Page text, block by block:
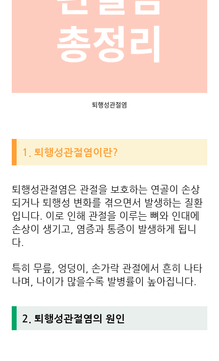
퇴행성관절염
1. 퇴행성관절염이란?
퇴행성관절염은 관절을 보호하는 연골이 손상
되거나 퇴행성 변화를 겪으면서 발생하는 질환
입니다. 이로 인해 관절을 이루는 뼈와 인대에
손상이 생기고, 염증과 통증이 발생하게 됩니
다.
특히 무릎, 엉덩이, 손가락 관절에서 흔히 나타
나며, 나이가 많을수록 발병률이 높아집니다.
2. 퇴행성관절염의 원인